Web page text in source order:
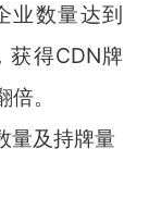
业数量达到
获得CDN牌
。
量及持牌量